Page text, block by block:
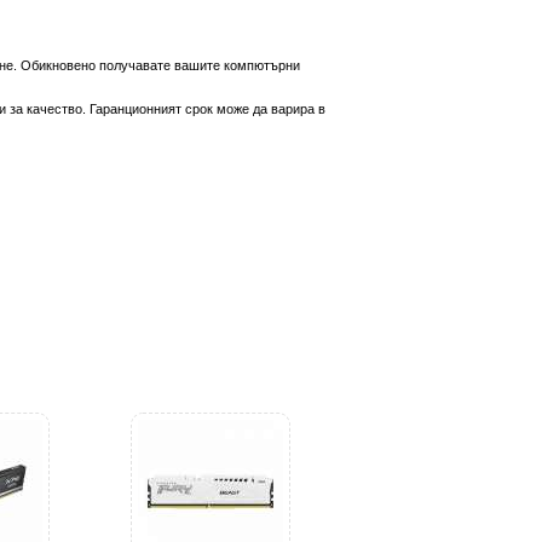
Обикновено получавате вашите компютърни
качество. Гаранционният срок може да варира в